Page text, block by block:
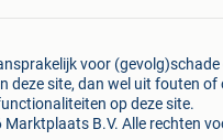
voor
deze site, dan wel uit fouten of
op deze site.
B.V. Alle rechten